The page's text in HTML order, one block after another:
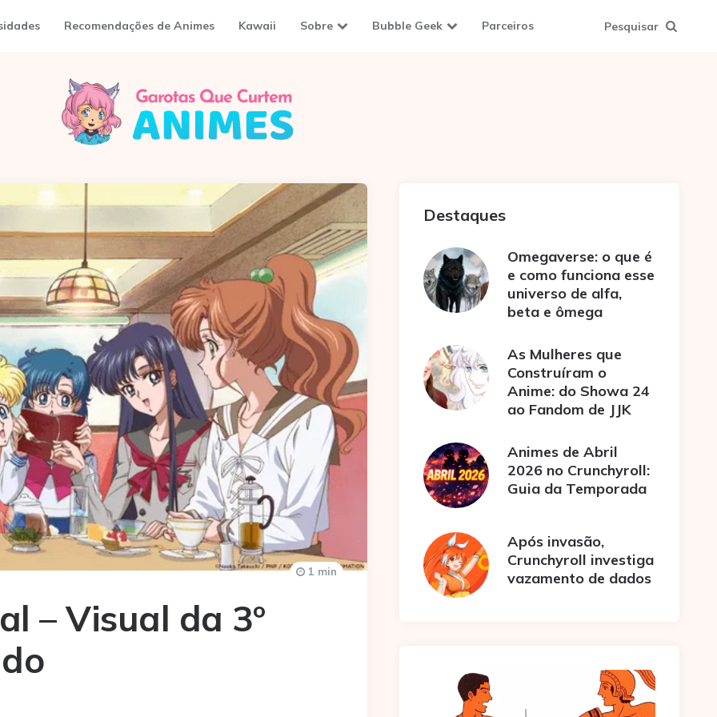
Recomendações de Animes Kawaii Sobre Bubble Geek Parceiros Pesquisar
– Visual da 3º
1 min
Destaques
Omegaverse: o que é
e como funciona esse
universo de alfa,
beta e ômega
As Mulheres que
Construíram o
Anime: do Showa 24
ao Fandom de JJK
Animes de Abril
2026 no Crunchyroll:
Guia da Temporada
Após invasão,
Crunchyroll investiga
vazamento de dados